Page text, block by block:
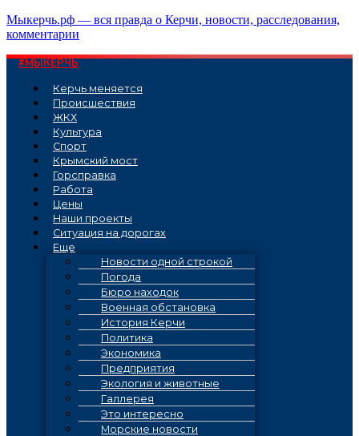
Перейти
к
Мыкерчь.рф — вся правда о Керчи, новости, расследования,
комментарии
#МЫКЕРЧЬ
Керчь меняется
Проиcшествия
ЖКХ
Культура
Спорт
Крымский мост
Горсправка
Работа
Цены
Наши проекты
Ситуация на дорогах
Еще
Новости одной строкой
Погода
Бюро находок
Военная обстановка
История Керчи
Политика
Экономика
Предприятия
Экология и животные
Галлерея
Это интересно
Морские новости